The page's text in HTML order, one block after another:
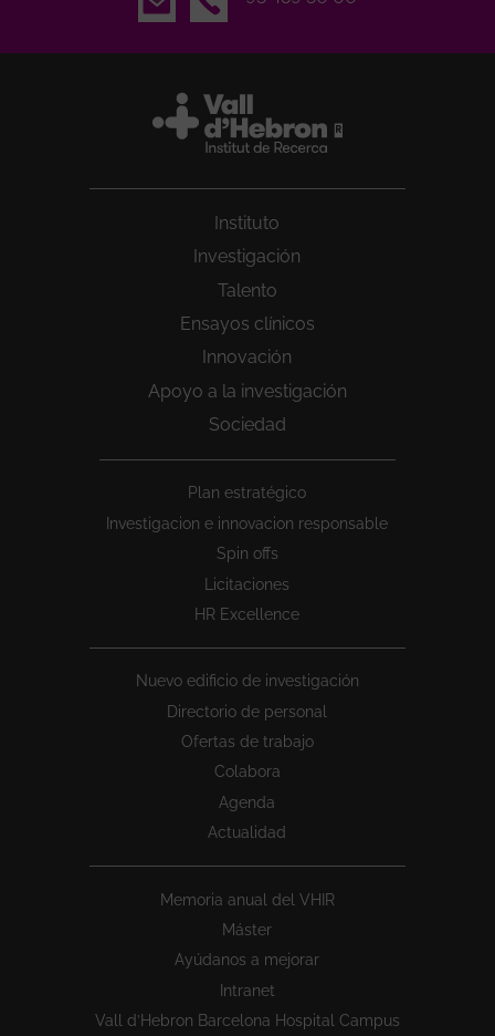
Instituto
Investigación
Talento
Ensayos clínicos
Innovación
Apoyo a la investigación
Sociedad
Plan estratégico
Investigacion e innovacion responsable
Spin offs
Licitaciones
HR Excellence
Nuevo edificio de investigación
Directorio de personal
Ofertas de trabajo
Colabora
Agenda
Actualidad
Memoria anual del VHIR
Máster
Ayúdanos a mejorar
Intranet
Vall d’Hebron Barcelona Hospital Campus